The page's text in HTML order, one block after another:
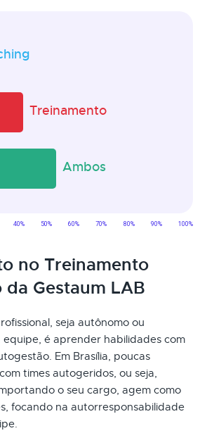
no Treinamento
Gestaum LAB
seja autônomo ou
é aprender habilidades com
Em Brasília, poucas
times autogeridos, ou seja,
o seu cargo, agem como
focando na autorresponsabilidade